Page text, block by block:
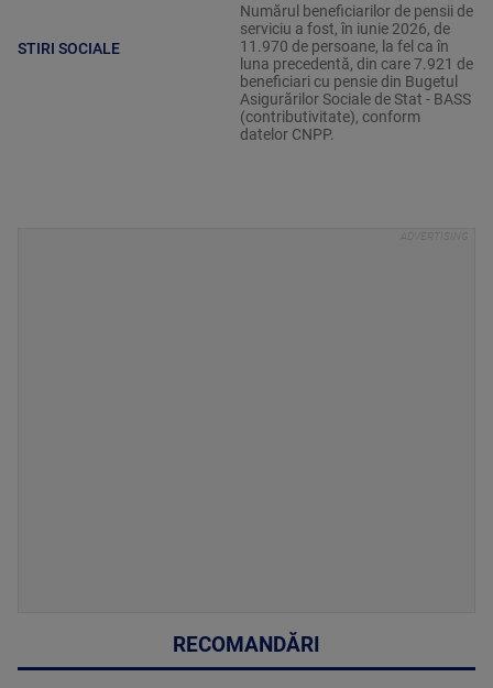
STIRI SOCIALE
Numărul beneficiarilor de pensii de
serviciu a fost, în iunie 2026, de
11.970 de persoane, la fel ca în
luna precedentă, din care 7.921 de
beneficiari cu pensie din Bugetul
Asigurărilor Sociale de Stat - BASS
(contributivitate), conform
datelor CNPP.
RECOMANDĂRI